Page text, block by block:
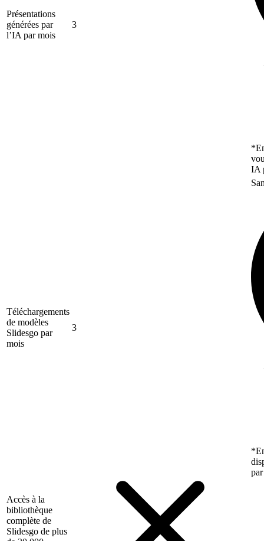
Présentations
générées par
l’IA par mois
3
IA
Téléchargements
de modèles
Slidesgo par
mois
3
Accès à la
bibliothèque
complète de
Slidesgo de plus